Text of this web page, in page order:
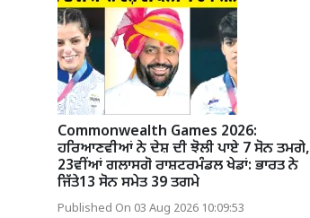
Commonwealth Games 2026:
ਹਰਿਆਣਵੀਆਂ ਨੇ ਦੇਸ਼ ਦੀ ਝੋਲੀ ਪਾਏ 7 ਸੋਨ ਤਮਗੇ,
23ਵੀਂਆਂ ਗਲਾਸਗੋ ਰਾਸ਼ਟਰਮੰਡਲ ਖੇਡਾਂ: ਭਾਰਤ ਨੇ
ਜਿੱਤੇ13 ਸੋਨ ਸਮੇਤ 39 ਤਗਮੇ
Published On 03 Aug 2026 10:09:53